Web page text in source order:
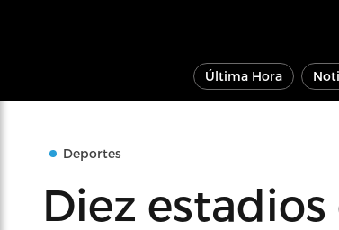
Última Hora
Deportes
Diez